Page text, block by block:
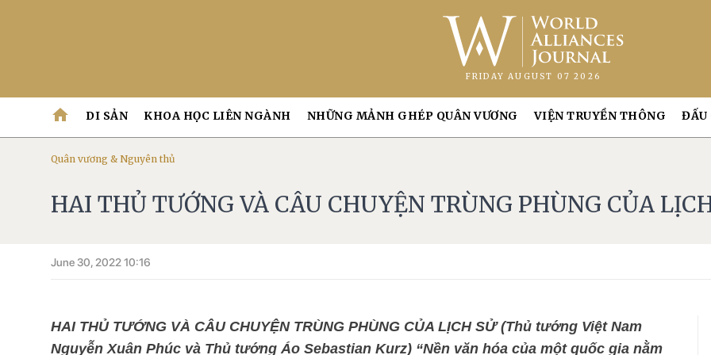
FRIDAY AUGUST 07 2026
home DI SẢN KHOA HỌC LIÊN NGÀNH NHỮNG MẢNH GHÉP QUÂN VƯƠNG VIỆN TRUYỀN THÔNG ĐẤU
Quân vương & Nguyên thủ
HAI THỦ TƯỚNG VÀ CÂU CHUYỆN TRÙNG PHÙNG CỦA
June 30, 2022 10:16
HAI THỦ TƯỚNG VÀ CÂU CHUYỆN TRÙNG PHÙNG CỦA LỊCH SỬ (Thủ tướng Việt Nam
Nguyễn Xuân Phúc và Thủ tướng Áo Sebastian Kurz) “Nền văn hóa của một quốc gia nằm